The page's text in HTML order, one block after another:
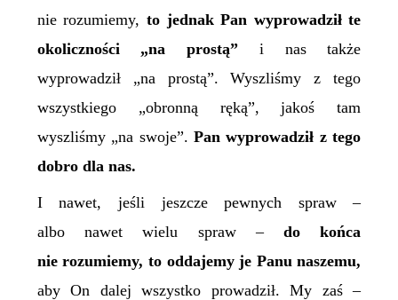
nie rozumiemy, to jednak Pan wyprowadził te
okoliczności „na prostą” i nas także
wyprowadził „na prostą”. Wyszliśmy z tego
wszystkiego „obronną ręką”, jakoś tam
wyszliśmy „na swoje”. Pan wyprowadził z tego
dobro dla nas.
I nawet, jeśli jeszcze pewnych spraw –
albo nawet wielu spraw – do końca
nie rozumiemy, to oddajemy je Panu naszemu,
aby On dalej wszystko prowadził. My zaś –